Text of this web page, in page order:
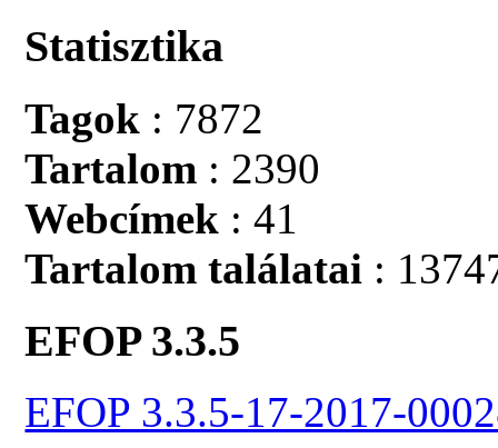
Statisztika
Tagok : 7872
Tartalom : 2390
Webcímek : 41
Tartalom találatai :
EFOP 3.3.5
EFOP 3.3.5-17-2017-